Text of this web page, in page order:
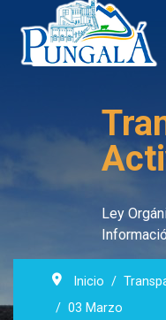
Ley
Inicio
03 Marzo